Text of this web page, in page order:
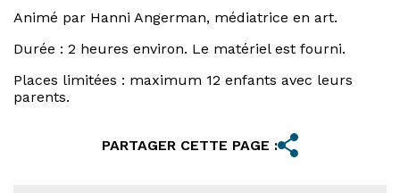
Animé par Hanni Angerman, médiatrice en art.
Durée : 2 heures environ. Le matériel est fourni.
Places limitées : maximum 12 enfants avec leurs
parents.
PARTAGER CETTE PAGE :